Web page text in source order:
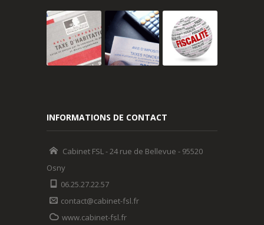
INFORMATIONS DE CONTACT
Cabinet FSL - 24 rue de Bellevue - 95520
Osny
06.25.27.22.57
contact@cabinet-fsl.fr
www.cabinet-fsl.fr